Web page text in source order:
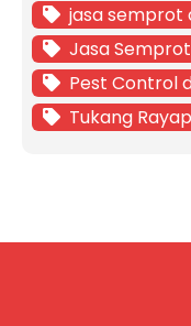
jasa semprot
Jasa
Pest Control
Tukang